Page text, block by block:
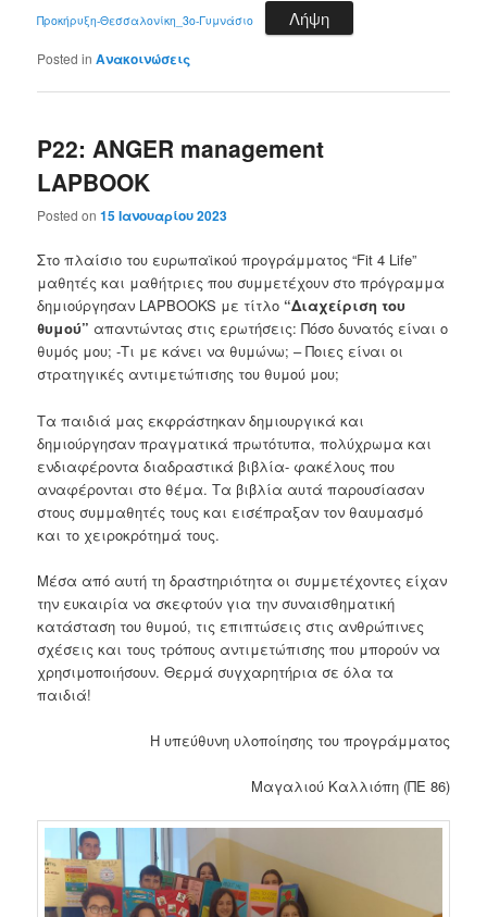
Προκήρυξη-Θεσσαλονίκη_3ο-Γυμνάσιο Λήψη
Posted in Ανακοινώσεις
P22: ANGER management
LAPBOOK
Posted on15 Ιανουαρίου 2023
Στο πλαίσιο του ευρωπαϊκού προγράμματος “Fit 4 Life”
μαθητές και μαθήτριες που συμμετέχουν στο πρόγραμμα
δημιούργησαν LAPBOOKS με τίτλο “Διαχείριση του
θυμού” απαντώντας στις ερωτήσεις: Πόσο δυνατός είναι ο
θυμός μου; -Τι με κάνει να θυμώνω; – Ποιες είναι οι
στρατηγικές αντιμετώπισης του θυμού μου;
Τα παιδιά μας εκφράστηκαν δημιουργικά και
δημιούργησαν πραγματικά πρωτότυπα, πολύχρωμα και
ενδιαφέροντα διαδραστικά βιβλία- φακέλους που
αναφέρονται στο θέμα. Τα βιβλία αυτά παρουσίασαν
στους συμμαθητές τους και εισέπραξαν τον θαυμασμό
και το χειροκρότημά τους.
Μέσα από αυτή τη δραστηριότητα οι συμμετέχοντες είχαν
την ευκαιρία να σκεφτούν για την συναισθηματική
κατάσταση του θυμού, τις επιπτώσεις στις ανθρώπινες
σχέσεις και τους τρόπους αντιμετώπισης που μπορούν να
χρησιμοποιήσουν. Θερμά συγχαρητήρια σε όλα τα
παιδιά!
Η υπεύθυνη υλοποίησης του προγράμματος
Μαγαλιού Καλλιόπη (ΠΕ 86)